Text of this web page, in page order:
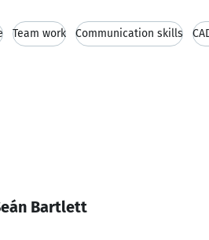
Team work Communication skills
Bartlett